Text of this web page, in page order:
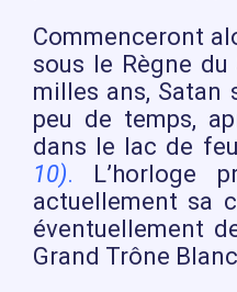
Commenceront
sous le Règne du
milles ans, Satan
peu de temps,
dans le lac de feu
10). L’horloge
actuellement sa
éventuellement
Grand Trône